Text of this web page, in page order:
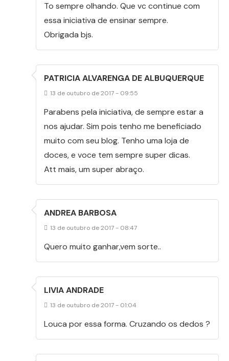
To sempre olhando. Que vc continue com
essa iniciativa de ensinar sempre.
Obrigada bjs.
PATRICIA ALVARENGA DE ALBUQUERQUE
13 de outubro de 2017 - 09:55
Parabens pela iniciativa, de sempre estar a
nos ajudar. Sim pois tenho me beneficiado
muito com seu blog. Tenho uma loja de
doces, e voce tem sempre super dicas.
Att mais, um super abraço.
ANDREA BARBOSA
13 de outubro de 2017 - 08:47
Quero muito ganhar,vem sorte..
LIVIA ANDRADE
13 de outubro de 2017 - 01:04
Louca por essa forma. Cruzando os dedos ?